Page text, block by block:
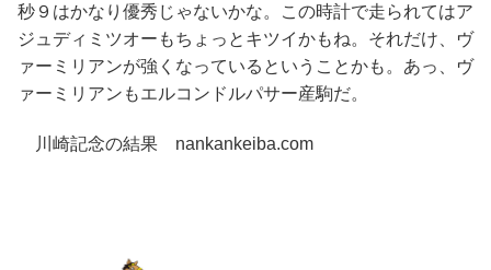
秒９はかなり優秀じゃないかな。この時計で走られてはア
ジュディミツオーもちょっとキツイかもね。それだけ、ヴ
ァーミリアンが強くなっているということかも。あっ、ヴ
ァーミリアンもエルコンドルパサー産駒だ。
川崎記念の結果 nankankeiba.com